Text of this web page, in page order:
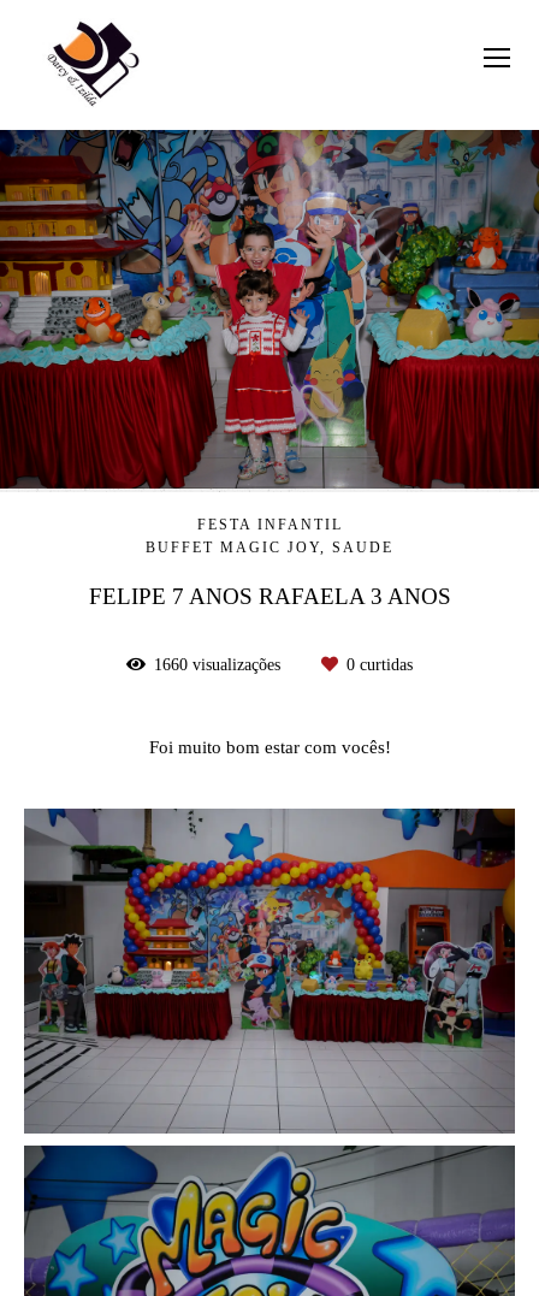
FESTA INFANTIL
BUFFET MAGIC JOY, SAUDE
FELIPE 7 ANOS RAFAELA 3 ANOS
1660 visualizações 0 curtidas
Foi muito bom estar com vocês!